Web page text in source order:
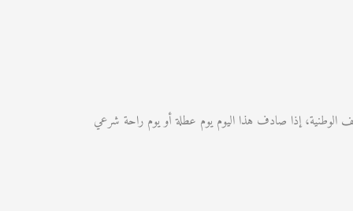
والصحف الوطنية، إذا صادف هذا اليوم يوم عطلة أو يوم راحة شرعي